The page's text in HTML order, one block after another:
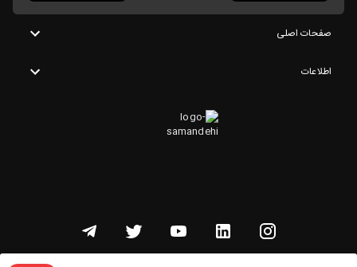
صفحات اصلی
اطلاعات